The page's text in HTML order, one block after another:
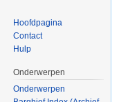
Hoofdpagina
Contact
Hulp
Onderwerpen
Onderwerpen